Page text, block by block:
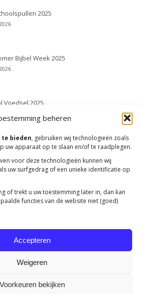
beheren
te bieden, gebruiken wij technologieën zoals
uw apparaat op te slaan en/of te raadplegen.
voor deze technologieën kunnen wij
uw surfgedrag of een unieke identificatie op
of trekt u uw toestemming later in, dan kan
functies van de website niet (goed)
Accepteren
Weigeren
Voorkeuren bekijken
2025
Bijbel Week 2025
Voedsel 2025